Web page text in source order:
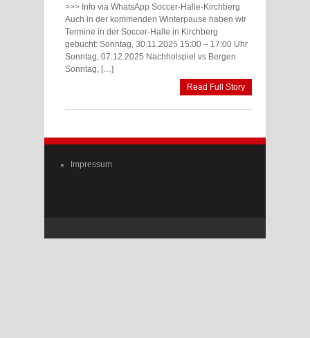
>>> Info via WhatsApp Soccer-Halle-Kirchberg
Auch in der kommenden Winterpause haben wir
Termine in der Soccer-Halle in Kirchberg
gebucht: Sonntag, 30.11.2025 15:00 – 17:00 Uhr
Sonntag, 07.12.2025 Nachholspiel vs Bergen
Sonntag, […]
Read Full Story
Impressum